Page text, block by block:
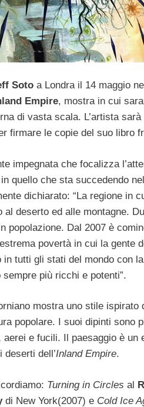
Soto a Londra il 14 maggio
Empire, mostra in cui
di vasta scala. L’artista
firmare le copie del suo libro
impegnata che focalizza
quello che sta succedendo
dichiarato: “La regione in
deserto ed alle montagne.
popolazione. Dal 2007 è
povertà in cui la gente
tutti gli stati del mondo con
più ricchi e potenti”.
mostra uno stile
popolare. I suoi dipinti sono
e fucili. Il paesaggio è un
deserti dell’Inland Empire.
Turning in Circles al
di New York(2007) e Cold Ice